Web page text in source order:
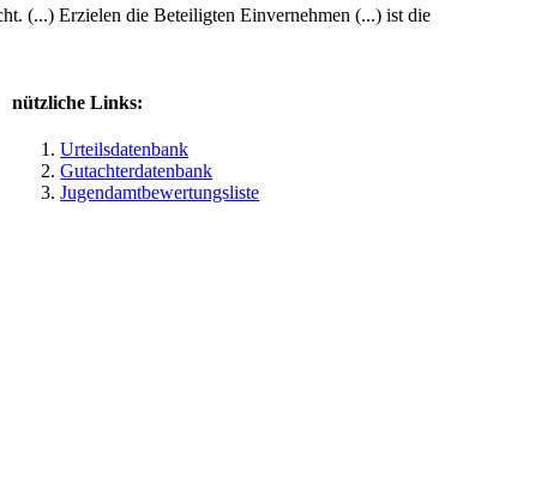
(...) Erzielen die Beteiligten Einvernehmen (...) ist die
nützliche Links:
Urteilsdatenbank
Gutachterdatenbank
Jugendamtbewertungsliste